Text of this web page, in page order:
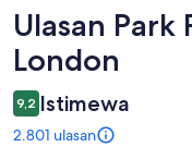
Ulasan
Ulasan Park
London
9,2 Istimewa
2.801 ulasan